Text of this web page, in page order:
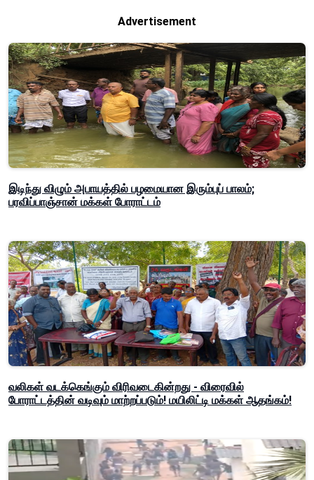
Advertisement
இடிந்து விழும் அபாயத்தில் பழமையான இரும்புப் பாலம்;
பரவிப்பாஞ்சான் மக்கள் போராட்டம்
வலிகள் வடக்கெங்கும் விரிவடைகின்றது - விரைவில்
போராட்டத்தின் வடிவும் மாற்றப்படும்! மயிலிட்டி மக்கள் ஆதங்கம்!